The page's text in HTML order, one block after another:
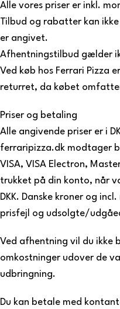
Alle vores priser er inkl.
Tilbud og rabatter kan
er angivet.
Afhentningstilbud gælder
Ved køb hos Ferrari Pizza
returret, da købet
Priser og betaling
Alle angivende priser er i
ferraripizza.dk modtager
VISA, VISA Electron,
trukket på din konto, når
DKK. Danske kroner og
prisfejl og udsolgte/
Ved afhentning vil du ikke
omkostninger udover de
udbringning.
Du kan betale med